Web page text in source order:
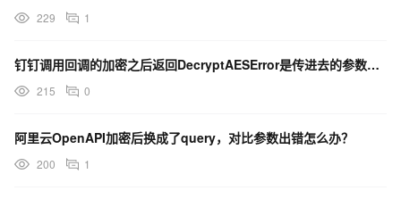
229 1
钉钉调用回调的加密之后返回DecryptAESError是传进去的参数有问题吗？
215 0
阿里云OpenAPI加密后换成了query，对比参数出错怎么办？
200 1